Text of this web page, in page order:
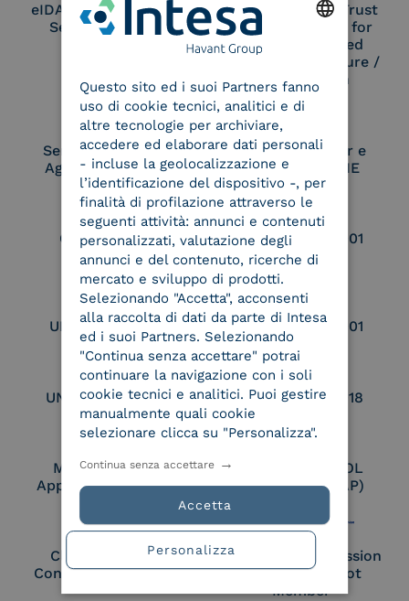
eIDAS Qualified Trust
Service Provider
eIDAS Qualified Trust
Service Provider for
Remote Qualified
Electronic Signature /
Seal Creation
Service Provider e
Aggregatore SPID
Service Provider e
Aggregatore CIE
Conservatore
qualificato
UNI EN ISO 37001
UNI EN ISO 9001 UNI EN ISO 27001
UNI EN ISO 27017 UNI EN ISO 27018
Membro Adobe
Approved Trust List
Certified PEPPOL
Access Point (AP)
Cloud Signature
Consortium Member
European Commission
Large Scale Pilot
Member
ITALIAN
Questo sito ed i suoi Partners fanno
uso di cookie tecnici, analitici e di
altre tecnologie per archiviare,
accedere ed elaborare dati personali
- incluse la geolocalizzazione e
l’identificazione del dispositivo -, per
finalità di profilazione attraverso le
seguenti attività: annunci e contenuti
personalizzati, valutazione degli
annunci e del contenuto, ricerche di
mercato e sviluppo di prodotti.
Selezionando "Accetta", acconsenti
alla raccolta di dati da parte di Intesa
ed i suoi Partners. Selezionando
"Continua senza accettare" potrai
continuare la navigazione con i soli
cookie tecnici e analitici. Puoi gestire
manualmente quali cookie
selezionare clicca su "Personalizza".
Accetta
Continua senza accettare
Personalizza